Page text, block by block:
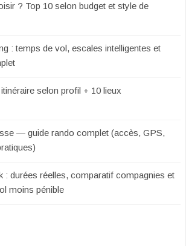
? Top 10 selon budget et style de
: temps de vol, escales intelligentes et
selon profil + 10 lieux
— guide rando complet (accès, GPS,
durées réelles, comparatif compagnies et
moins pénible